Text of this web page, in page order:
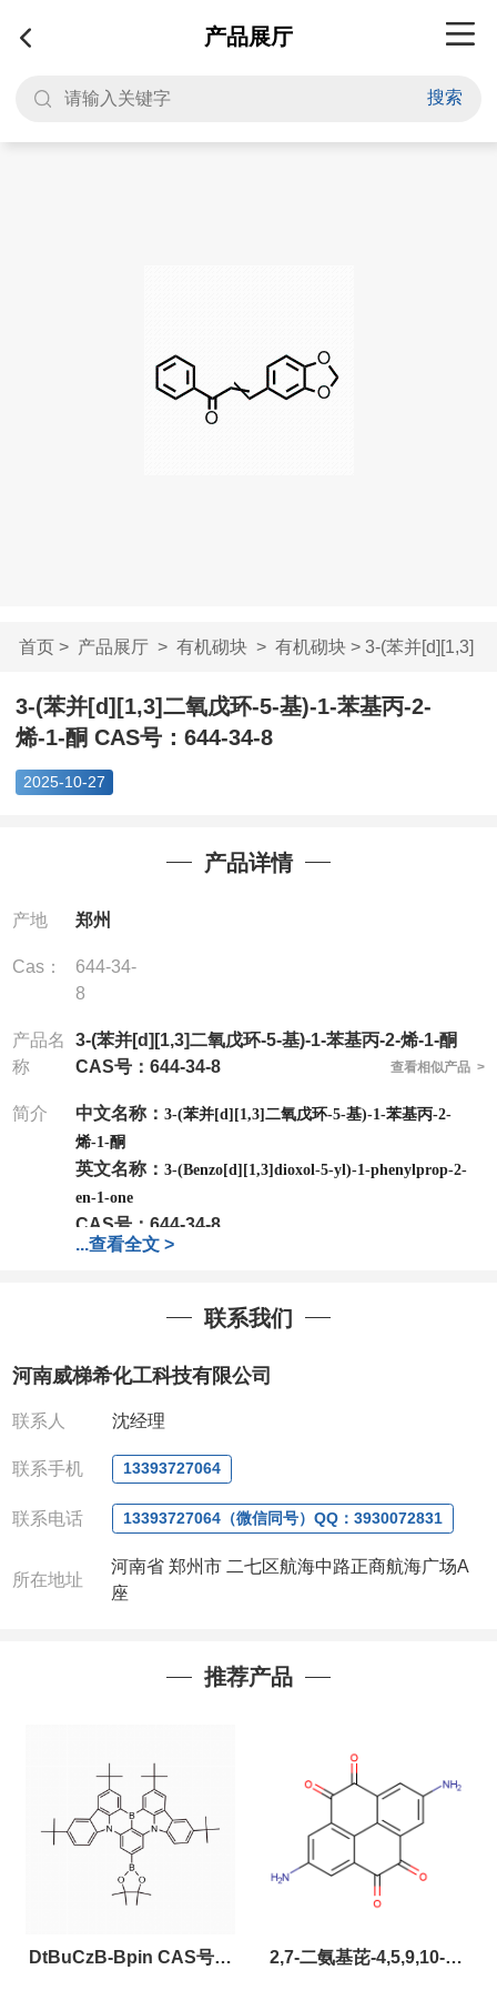
产品展厅
搜索
首页> 产品展厅> 有机砌块> 有机砌块> 3-(苯并[d][1,3]
二氧戊环-5-基...
3-(苯并[d][1,3]二氧戊环-5-基)-1-苯基丙-2-
烯-1-酮 CAS号：644-34-8
2025-10-27
产品详情
产地 郑州
Cas：
644-34-
8
产品名
称
3-(苯并[d][1,3]二氧戊环-5-基)-1-苯基丙-2-烯-1-酮
CAS号：644-34-8
查看相似产品 >
简介 中文名称： 3-(苯并[d][1,3]二氧戊环-5-基)-1-苯基丙-2-
烯-1-酮
英文名称： 3-(Benzo[d][1,3]dioxol-5-yl)-1-phenylprop-2-
en-1-one
CAS号： 644-34-8
分子式：C16H12O3
1Mg ; 5Mg;10Mg ;100Mg;250Mg ;500Mg
;1g;2.5g ;5g ;10g可根据客户需求进行分装
作中有用到的试剂,欢迎前来询购
全额退款,并承担所有运费。
QQ:3930072831
联系人: 沈晓东(欢迎致电,或QQ、微信联系)
...查看全文 >
联系我们
河南威梯希化工科技有限公司
联系人 沈经理
联系手机 13393727064
联系电话 13393727064（微信同号）QQ：3930072831
所在地址
河南省 郑州市 二七区航海中路正商航海广场A
座
推荐产品
DtBuCzB-Bpin CAS号： 2,7-二氨基芘-4,5,9,10-四